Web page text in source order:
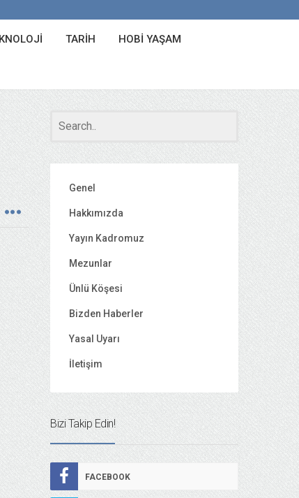
TARIH HOBI YAŞAM
Genel
Hakkımızda
Yayın Kadromuz
Mezunlar
Ünlü Köşesi
Bizden Haberler
Yasal Uyarı
İletişim
Bizi Takip Edin!
FACEBOOK